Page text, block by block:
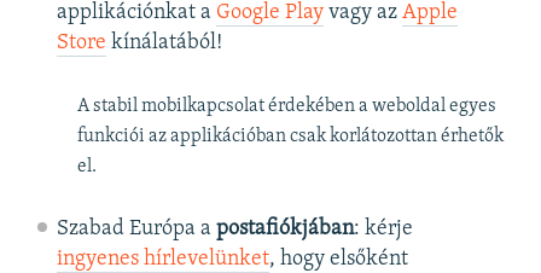
applikációnkat a Google Playvagy az Apple
Store kínálatából!
A stabil mobilkapcsolat érdekében a weboldal egyes
funkciói az applikációban csak korlátozottan érhetők
el.
Szabad Európa a postafiókjában: kérje
ingyenes hírlevelünket, hogy elsőként